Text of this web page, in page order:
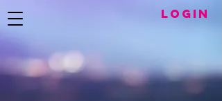
LogIN